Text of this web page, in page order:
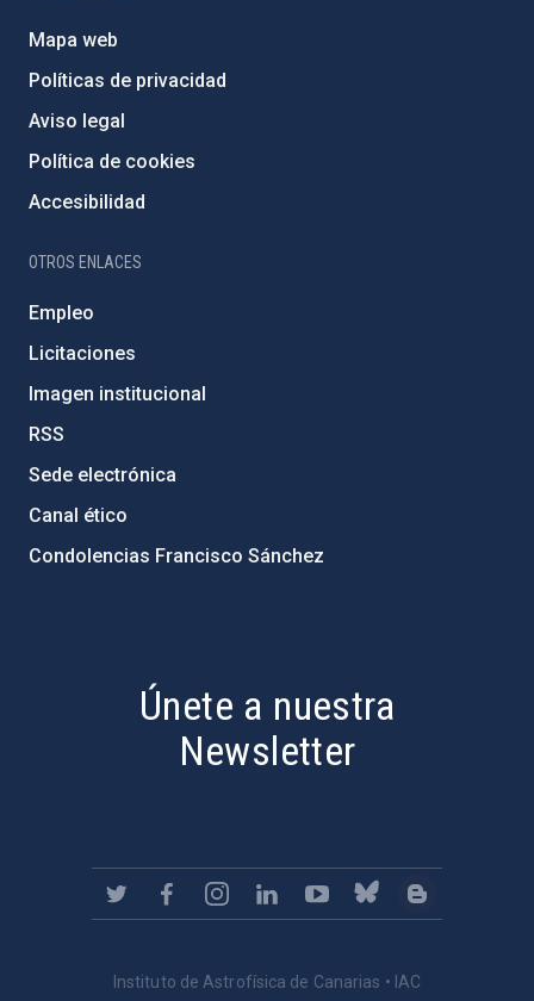
Mapa web
Políticas de privacidad
Aviso legal
Política de cookies
Accesibilidad
OTROS ENLACES
Empleo
Licitaciones
Imagen institucional
RSS
Sede electrónica
Canal ético
Condolencias Francisco Sánchez
Únete a nuestra
Newsletter
Instituto de Astrofísica de Canarias • IAC